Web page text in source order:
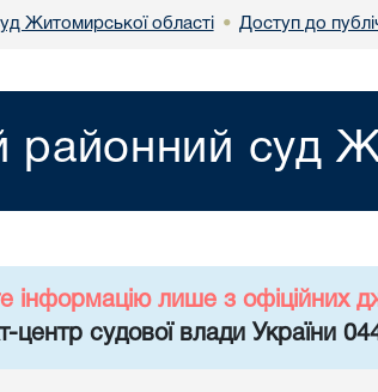
Житомирської області • Доступ до
районний суд
інформацію лише з офіційних
центр судової влади України